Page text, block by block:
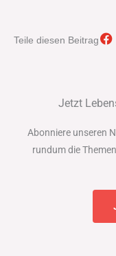
Teile diesen Beitrag
Jetzt
Abonniere unseren
rundum die